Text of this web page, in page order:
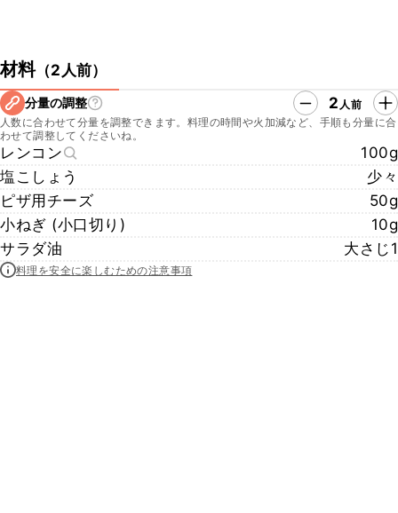
材料（2人前）
分量の調整 2 人前
人数に合わせて分量を調整できます。料理の時間や火加減など、手順も分量に合
わせて調整してくださいね。
レンコン
100g
塩こしょう
少々
ピザ用チーズ
50g
小ねぎ (小口切り)
10g
サラダ油
大さじ1
料理を安全に楽しむための注意事項